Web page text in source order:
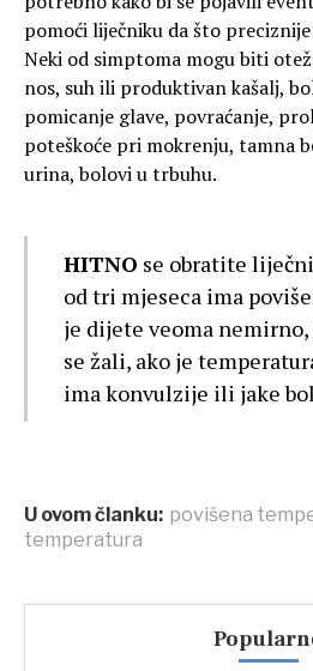
pomoći liječniku da što
Neki od simptoma mogu biti
nos, suh ili produktivan kašalj,
pomicanje glave, povraćanje,
poteškoće pri mokrenju, tamna
urina, bolovi u trbuhu.
HITNO se obratite
od tri mjeseca ima
je dijete veoma
se žali, ako je
ima konvulzije ili jake
U ovom članku: povišena
temperatura